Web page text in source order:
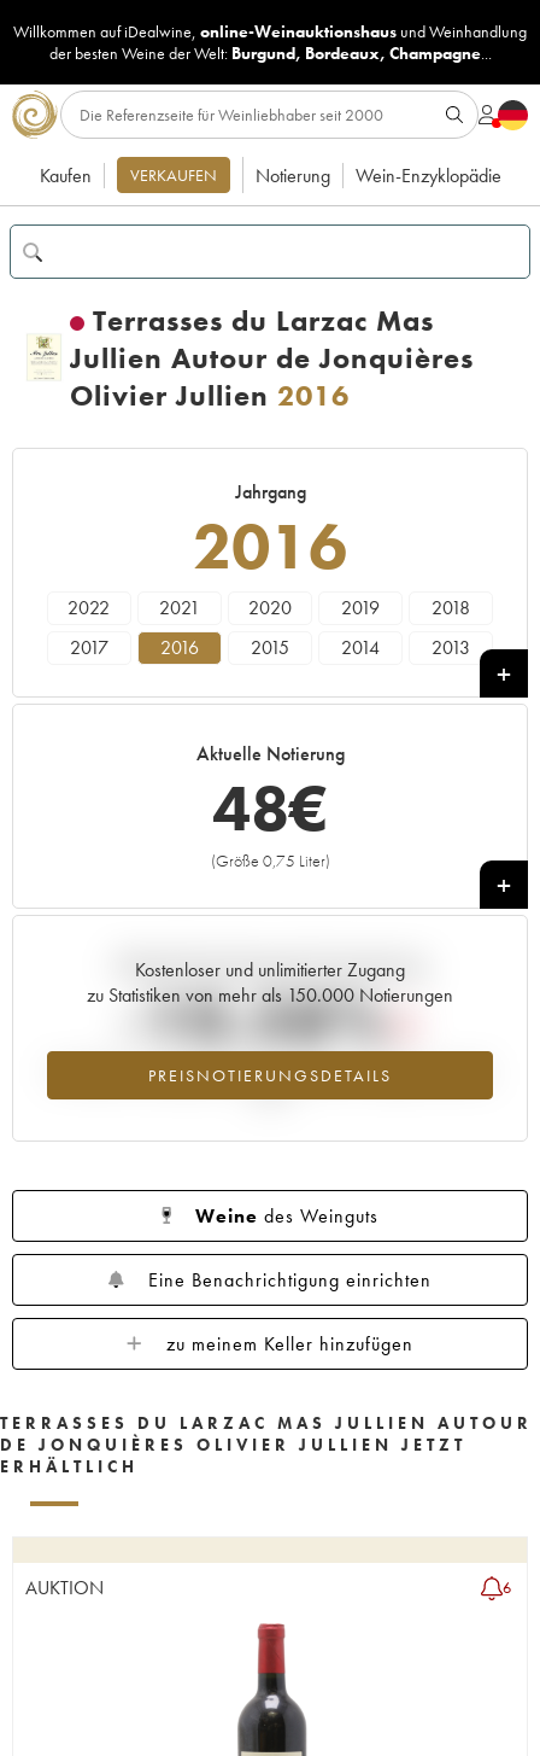
Willkommen auf iDealwine, online-Weinauktionshaus undWeinhandlung
der besten Weine der Welt: Burgund, Bordeaux, Champagne...
Kaufen VERKAUFEN Notierung Wein-Enzyklopädie
Terrasses du Larzac Mas
Jullien Autour de Jonquières
Olivier Jullien 2016
Jahrgang
2016
2022 2021 2020 2019
2018
2017
2016 2015 2014
2013
Aktuelle Notierung
48€
(Größe 0,75 Liter)
+
Kostenloser und unlimitierter Zugang
zu Statistiken von mehr als 150.000 Notierungen
PREISNOTIERUNGSDETAILS
Aktuelle Entwicklung der Preisnotierung
-10.58%
Preisabfall des Jahrgangs 2016 im Jahr 2026 im Vergleich zum Jahr
Weine des Weinguts
Eine Benachrichtigung einrichten
zu meinem Keller hinzufügen
TERRASSES DU LARZAC MAS JULLIEN AUTOUR
DE JONQUIÈRES OLIVIER JULLIEN JETZT
ERHÄLTLICH
AUKTION 6